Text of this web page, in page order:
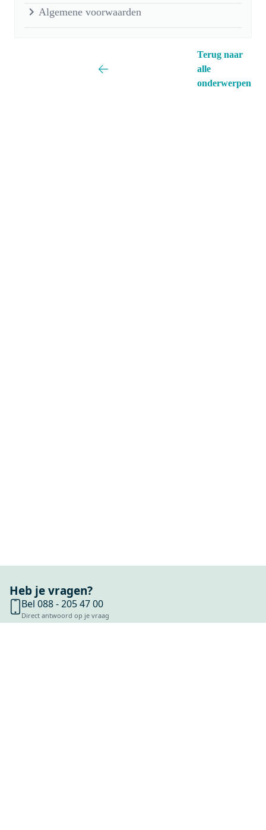
Algemene voorwaarden
Terug naar
alle
onderwerpen
Heb je vragen?
Bel 088 - 205 47 00
Direct antwoord op je vraag